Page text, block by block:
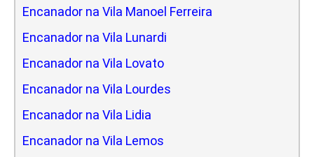
Encanador na Vila Manoel Ferreira
Encanador na Vila Lunardi
Encanador na Vila Lovato
Encanador na Vila Lourdes
Encanador na Vila Lidia
Encanador na Vila Lemos